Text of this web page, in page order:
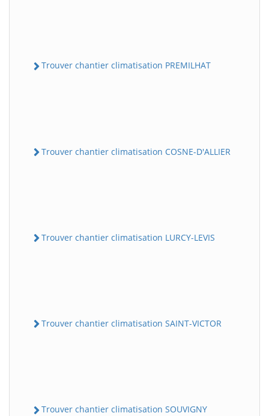
Trouver chantier climatisation PREMILHAT
Trouver chantier climatisation COSNE-D'ALLIER
Trouver chantier climatisation LURCY-LEVIS
Trouver chantier climatisation SAINT-VICTOR
Trouver chantier climatisation SOUVIGNY